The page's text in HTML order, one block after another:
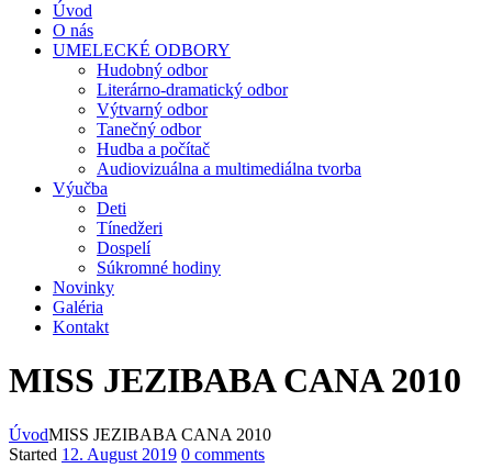
Úvod
O nás
UMELECKÉ ODBORY
Hudobný odbor
Literárno-dramatický odbor
Výtvarný odbor
Tanečný odbor
Hudba a počítač
Audiovizuálna a multimediálna tvorba
Výučba
Deti
Tínedžeri
Dospelí
Súkromné hodiny
Novinky
Galéria
Kontakt
MISS JEZIBABA CANA 2010
ÚvodMISS JEZIBABA CANA 2010
Started 12. August 2019 0 comments